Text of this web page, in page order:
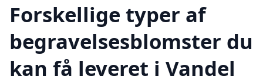
Forskellige typer af
begravelsesblomster du
kan få leveret i Vandel